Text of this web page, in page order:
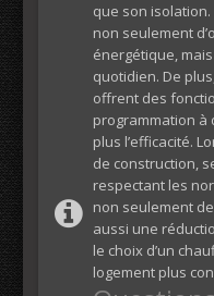
que son
non seulement
énergétique,
quotidien. De
offrent des
programmation à
plus l’efficacité.
de construction,
respectant les
non seulement
aussi une
le choix d’un
logement plus